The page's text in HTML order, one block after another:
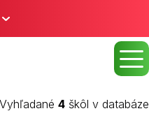
Vyhľadané 4 škôl v databáze